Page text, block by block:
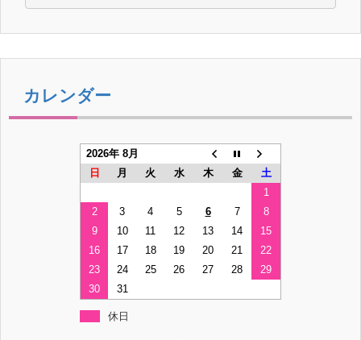
カレンダー
2026年 8月
日
月 火 水 木 金
土
1
2
3 4 5 6 7
8
9
10 11 12 13 14
15
16
17 18 19 20 21
22
23
24 25 26 27 28
29
30
31
休日